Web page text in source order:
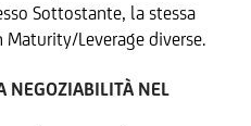
Sottostante, la stessa
Leverage diverse.
NEGOZIABILITÀ NEL